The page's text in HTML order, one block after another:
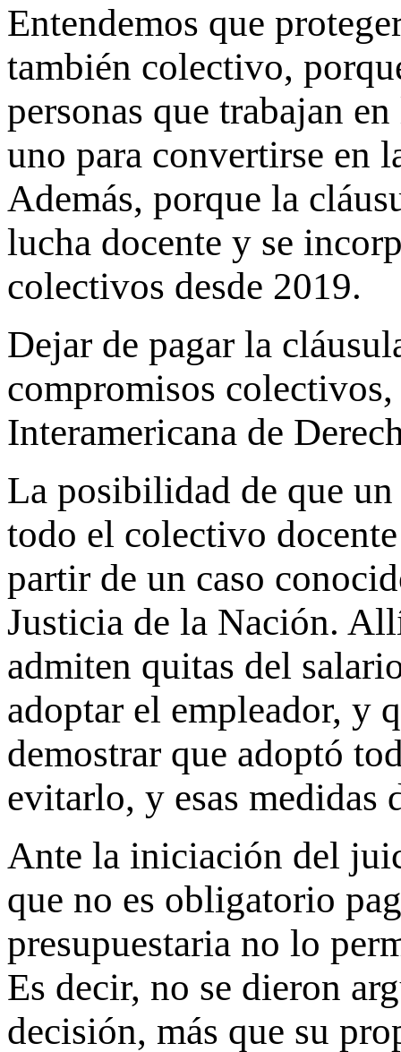
Entendemos que
también colectivo,
personas que trabajan
uno para convertirse en
Además, porque la
lucha docente y se
colectivos desde 2019.
Dejar de pagar la
compromisos
Interamericana de
La posibilidad de que
todo el colectivo
partir de un caso
Justicia de la Nación.
admiten quitas del
adoptar el empleador, y
demostrar que adoptó
evitarlo, y esas medidas
Ante la iniciación del
que no es obligatorio
presupuestaria no lo
Es decir, no se dieron
decisión, más que su